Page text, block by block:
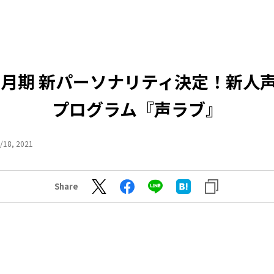
期 新パーソナリティ決定！新人
プログラム『声ラブ』
18, 2021
Share